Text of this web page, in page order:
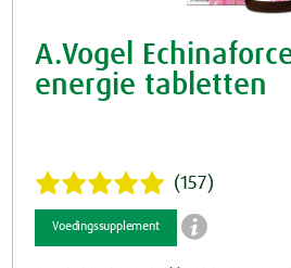
A.Vogel
energie tabletten
(157)
Voedingssupplement 